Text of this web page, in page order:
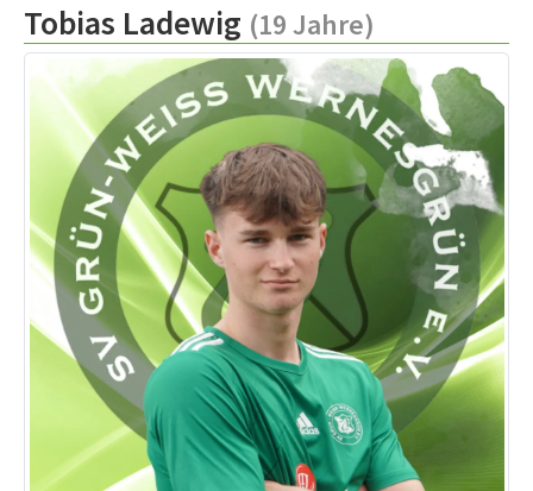
Tobias Ladewig (19 Jahre)